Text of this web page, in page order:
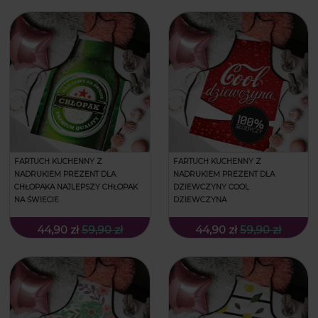
FARTUCH KUCHENNY Z
NADRUKIEM PREZENT DLA
CHŁOPAKA NAJLEPSZY CHŁOPAK
NA ŚWIECIE
44,90 zł 59,90 zł
FARTUCH KUCHENNY Z
NADRUKIEM PREZENT DLA
DZIEWCZYNY COOL
DZIEWCZYNA
44,90 zł 59,90 zł